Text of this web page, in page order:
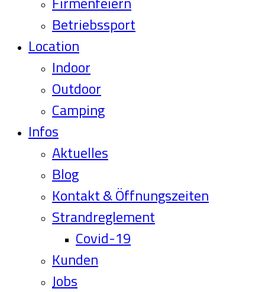
Betriebssport
Location
Indoor
Outdoor
Camping
Infos
Aktuelles
Blog
Kontakt & Öffnungszeiten
Strandreglement
Covid-19
Kunden
Jobs